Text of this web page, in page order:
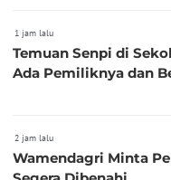
1 jam lalu
Temuan Senpi di
Ada Pemiliknya dan
2 jam lalu
Wamendagri Minta